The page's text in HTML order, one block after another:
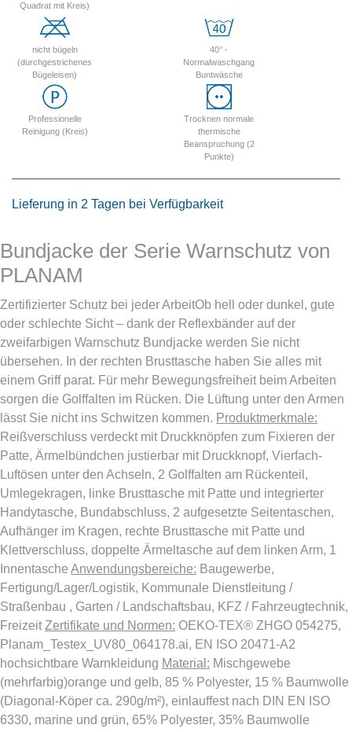
Quadrat mit Kreis)
nicht bügeln
(durchgestrichenes
Bügeleisen)
40° -
Normalwaschgang
Buntwäsche
Professionelle
Reinigung (Kreis)
Trocknen normale
thermische
Beanspruchung (2
Punkte)
Lieferung in 2 Tagen bei Verfügbarkeit
Bundjacke der Serie Warnschutz von
PLANAM
Zertifizierter Schutz bei jeder ArbeitOb hell oder dunkel, gute
oder schlechte Sicht – dank der Reflexbänder auf der
zweifarbigen Warnschutz Bundjacke werden Sie nicht
übersehen. In der rechten Brusttasche haben Sie alles mit
einem Griff parat. Für mehr Bewegungsfreiheit beim Arbeiten
sorgen die Golffalten im Rücken. Die Lüftung unter den Armen
lässt Sie nicht ins Schwitzen kommen. Produktmerkmale:
Reißverschluss verdeckt mit Druckknöpfen zum Fixieren der
Patte, Ärmelbündchen justierbar mit Druckknopf, Vierfach-
Luftösen unter den Achseln, 2 Golffalten am Rückenteil,
Umlegekragen, linke Brusttasche mit Patte und integrierter
Handytasche, Bundabschluss, 2 aufgesetzte Seitentaschen,
Aufhänger im Kragen, rechte Brusttasche mit Patte und
Klettverschluss, doppelte Ärmeltasche auf dem linken Arm, 1
Innentasche Anwendungsbereiche: Baugewerbe,
Fertigung/Lager/Logistik, Kommunale Dienstleitung /
Straßenbau , Garten / Landschaftsbau, KFZ / Fahrzeugtechnik,
FreizeitZertifikate und Normen: OEKO-TEX® ZHGO 054275,
Planam_Testex_UV80_064178.ai, EN ISO 20471-A2
hochsichtbare Warnkleidung Material: Mischgewebe
(mehrfarbig)orange und gelb, 85 % Polyester, 15 % Baumwolle
(Diagonal-Köper ca. 290g/m²), einlauffest nach DIN EN ISO
6330, marine und grün, 65% Polyester, 35% Baumwolle